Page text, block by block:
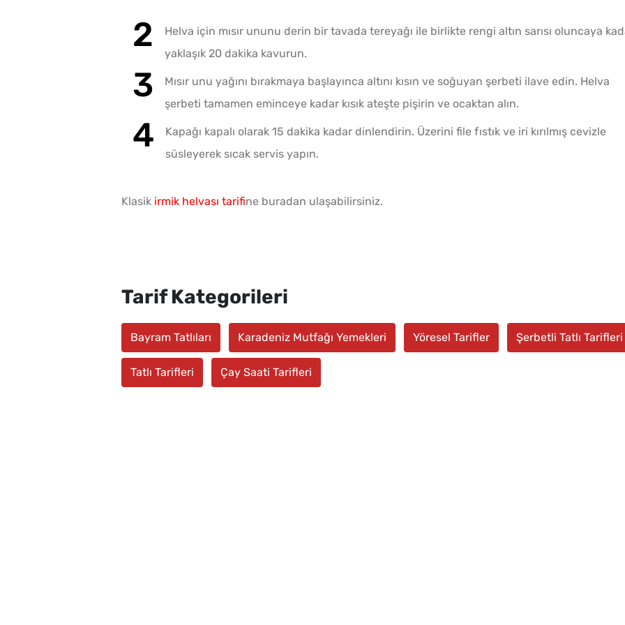
Helva için mısır ununu derin bir tavada tereyağı ile birlikte rengi altın sarısı oluncaya
yaklaşık 20 dakika kavurun.
Mısır unu yağını bırakmaya başlayınca altını kısın ve soğuyan şerbeti ilave edin. Helva
şerbeti tamamen eminceye kadar kısık ateşte pişirin ve ocaktan alın.
Kapağı kapalı olarak 15 dakika kadar dinlendirin. Üzerini file fıstık ve iri kırılmış cevizle
süsleyerek sıcak servis yapın.
Klasik irmik helvası tarifine buradan ulaşabilirsiniz.
Tarif Kategorileri
Bayram Tatlıları Karadeniz Mutfağı Yemekleri Yöresel Tarifler Şerbetli Tatlı Tarifleri
Tatlı Tarifleri Çay Saati Tarifleri